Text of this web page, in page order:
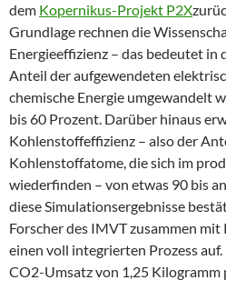
dem Kopernikus-Projekt P2X
Grundlage rechnen die
Energieeffizienz – das bedeutet in
Anteil der aufgewendeten
chemische Energie umgewandelt
bis 60 Prozent. Darüber hinaus
Kohlenstoffeffizienz – also der
Kohlenstoffatome, die sich im
wiederfinden – von etwas 90 bis
diese Simulationsergebnisse
Forscher des IMVT zusammen
einen voll integrierten Prozess
CO2-Umsatz von 1,25 Kilogramm